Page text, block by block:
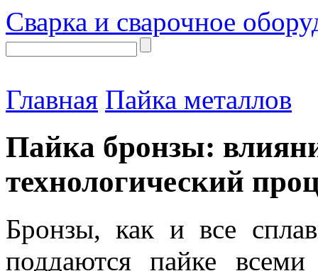
Сварка и сварочное
Главная Пайка металлов
Пайка бронзы:
технологический
Бронзы, как и все
поддаются пайке всеми